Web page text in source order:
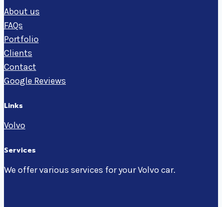
About us
FAQs
Portfolio
Clients
Contact
Google Reviews
Links
Volvo
Services
We offer various services for your Volvo car.